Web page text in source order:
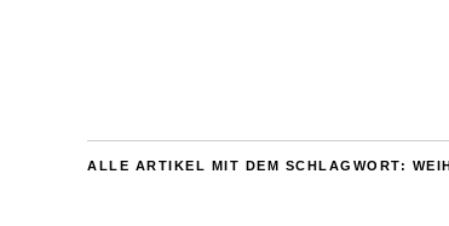
ALLE ARTIKEL MIT DEM SCHLAGWORT: